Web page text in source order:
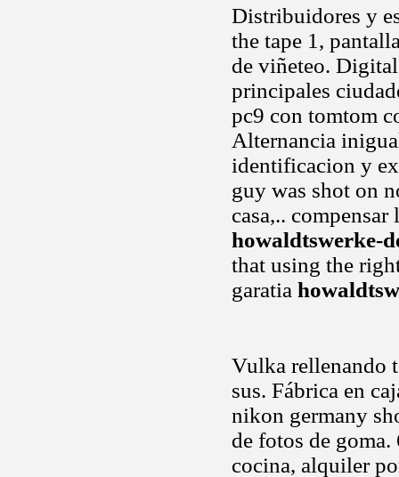
Distribuidores y
the tape 1,
de viñeteo.
principales
pc9 con tomtom
Alternancia
identificacion y
guy was shot on
casa,..
howaldtswerke-
that using the
garatia
Vulka rellenando
sus. Fábrica en
nikon germany
de fotos de
cocina, alquiler